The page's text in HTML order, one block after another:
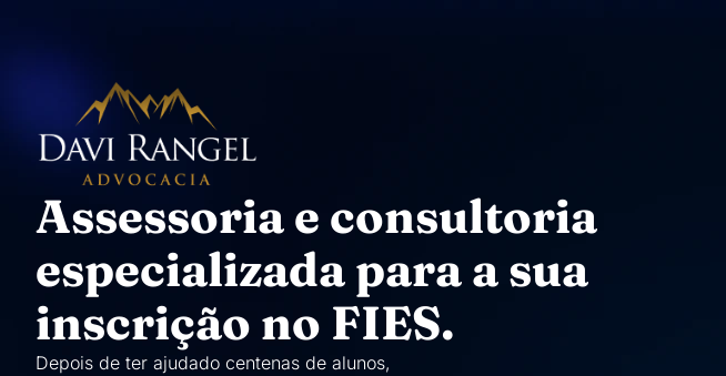
conteúdo
Assessoria e consultoria
especializada para a sua
inscrição no FIES.​
Depois de ter ajudado centenas de alunos,